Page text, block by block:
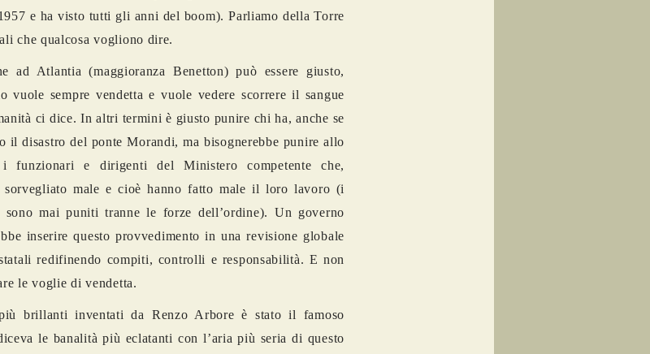
e ha visto tutti gli anni del boom). Parliamo della Torre
che qualcosa vogliono dire.
ad Atlantia (maggioranza Benetton) può essere giusto,
vuole sempre vendetta e vuole vedere scorrere il sangue
ci dice. In altri termini è giusto punire chi ha, anche se
il disastro del ponte Morandi, ma bisognerebbe punire allo
i funzionari e dirigenti del Ministero competente che,
sorvegliato male e cioè hanno fatto male il loro lavoro (i
sono mai puniti tranne le forze dell’ordine). Un governo
inserire questo provvedimento in una revisione globale
redifinendo compiti, controlli e responsabilità. E non
le voglie di vendetta.
brillanti inventati da Renzo Arbore è stato il famoso
le banalità più eclatanti con l’aria più seria di questo